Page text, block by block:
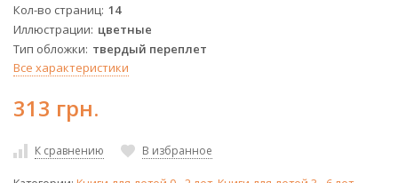
Кол-во страниц 14
Иллюстрации цветные
Тип обложки твердый переплет
Все характеристики
313 грн.
К сравнению В избранное